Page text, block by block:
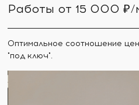
Работы от 15 000 ₽/
Оптимальное соотношение
"под ключ".